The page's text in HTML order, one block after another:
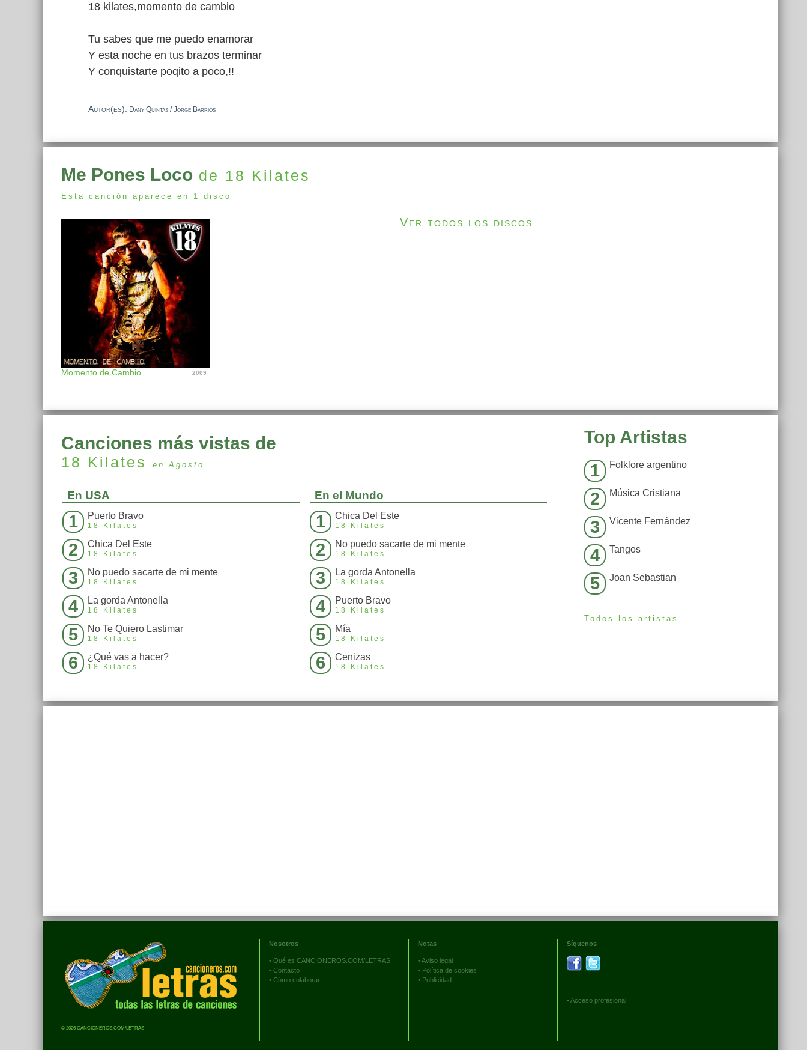
18 kilates,momento de cambio
Tu sabes que me puedo enamorar
Y esta noche en tus brazos terminar
Y conquistarte poqito a poco,!!
Autor(es): Dany Quintas / Jorge Barrios
Me Pones Loco de 18 Kilates
Esta canción aparece en 1 disco
Momento de Cambio 2009
Ver todos los discos
Canciones más vistas de
18 Kilates en Agosto
En USA
1 Puerto Bravo
18 Kilates
2 Chica Del Este
18 Kilates
3 No puedo sacarte de mi mente
18 Kilates
4 La gorda Antonella
18 Kilates
5 No Te Quiero Lastimar
18 Kilates
6 ¿Qué vas a hacer?
18 Kilates
En el Mundo
1 Chica Del Este
18 Kilates
2 No puedo sacarte de mi mente
18 Kilates
3 La gorda Antonella
18 Kilates
4 Puerto Bravo
18 Kilates
5 Mía
18 Kilates
6 Cenizas
18 Kilates
Top Artistas
1 Folklore argentino
2 Música Cristiana
3 Vicente Fernández
4 Tangos
5 Joan Sebastian
Todos los artistas
© 2026 CANCIONEROS.COM/LETRAS
Nosotros
• Qué es CANCIONEROS.COM/LETRAS
• Contacto
• Cómo colaborar
Notas
•Aviso legal
• Política de cookies
• Publicidad
Síguenos
•Acceso profesional